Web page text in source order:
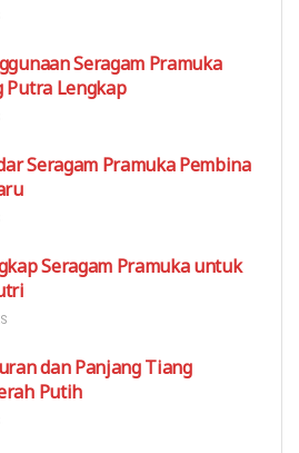
Seragam Pramuka
Putra Lengkap
Seragam Pramuka Pembina
Seragam Pramuka untuk
dan Panjang Tiang
Putih